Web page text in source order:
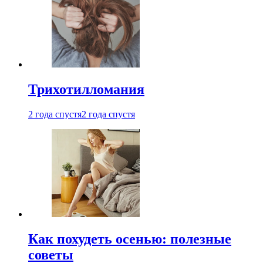
Трихотилломания
2 года спустя2 года спустя
Как похудеть осенью: полезные
советы